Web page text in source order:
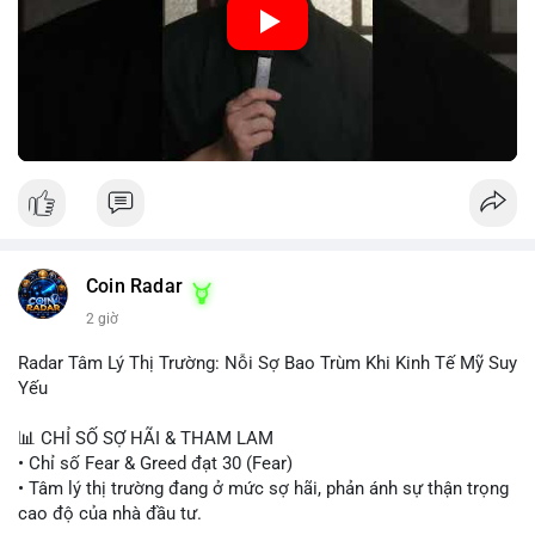
hiệu tích cực, nhưng Funding Rate thấp và tâm lý Fear cho thấy
chưa có động lực tăng giá mạnh. Nhà đầu tư nên thận trọng,
tránh sử dụng đòn bẩy cao. Với Vlike Market Index ở mức
42/100, chiến lược hợp lý là quan sát và chờ đợi tín hiệu rõ
ràng hơn. Nếu BTC giữ được vùng hỗ trợ hiện tại và Fear &
Greed Index phục hồi lên trên 40, có thể xem xét mua dần.
#vlikemarketindex42
Coin Radar
2 giờ
Radar Tâm Lý Thị Trường: Nỗi Sợ Bao Trùm Khi Kinh Tế Mỹ Suy
Yếu
📊 CHỈ SỐ SỢ HÃI & THAM LAM
• Chỉ số Fear & Greed đạt 30 (Fear)
• Tâm lý thị trường đang ở mức sợ hãi, phản ánh sự thận trọng
cao độ của nhà đầu tư.